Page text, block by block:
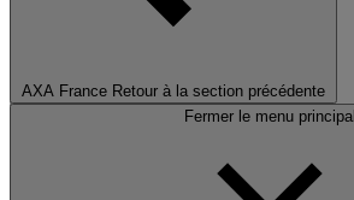
AXA France Retour à la section précédente
Fermer le menu principal